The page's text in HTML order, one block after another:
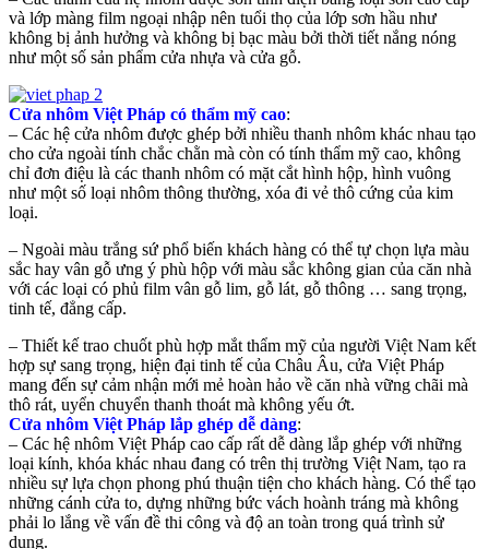
và lớp màng film ngoại nhập nên tuổi thọ của lớp sơn hầu như
không bị ảnh hưởng và không bị bạc màu bởi thời tiết nắng nóng
như một số sản phẩm cửa nhựa và cửa gỗ.
Cửa nhôm Việt Pháp có thẩm mỹ cao:
– Các hệ cửa nhôm được ghép bởi nhiều thanh nhôm khác nhau tạo
cho cửa ngoài tính chắc chằn mà còn có tính thẩm mỹ cao, không
chỉ đơn điệu là các thanh nhôm có mặt cắt hình hộp, hình vuông
như một số loại nhôm thông thường, xóa đi vẻ thô cứng của kim
loại.
– Ngoài màu trắng sứ phổ biến khách hàng có thể tự chọn lựa màu
sắc hay vân gỗ ưng ý phù hộp với màu sắc không gian của căn nhà
với các loại có phủ film vân gỗ lim, gỗ lát, gỗ thông … sang trọng,
tinh tế, đẳng cấp.
– Thiết kế trao chuốt phù hợp mắt thẩm mỹ của người Việt Nam kết
hợp sự sang trọng, hiện đại tinh tế của Châu Âu, cửa Việt Pháp
mang đến sự cảm nhận mới mẻ hoàn hảo về căn nhà vững chãi mà
thô rát, uyển chuyển thanh thoát mà không yếu ớt.
Cửa nhôm Việt Pháp lắp ghép dễ dàng:
– Các hệ nhôm Việt Pháp cao cấp rất dễ dàng lắp ghép với những
loại kính, khóa khác nhau đang có trên thị trường Việt Nam, tạo ra
nhiều sự lựa chọn phong phú thuận tiện cho khách hàng. Có thể tạo
những cánh cửa to, dựng những bức vách hoành tráng mà không
phải lo lắng về vấn đề thi công và độ an toàn trong quá trình sử
dụng.